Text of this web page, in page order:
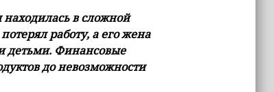
в сложной
работу, а его жена
детьми. Финансовые
до невозможности